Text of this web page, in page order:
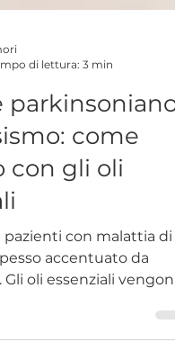
di lettura: 3 min
come
con gli oli
pazienti con malattia di